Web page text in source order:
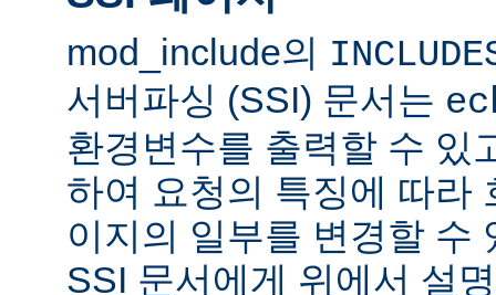
mod_include의
서버파싱 (SSI) 문서는
환경변수를 출력할 수 있
하여 요청의 특징에 따라
이지의 일부를 변경할 수
SSI 문서에게 위에서 설